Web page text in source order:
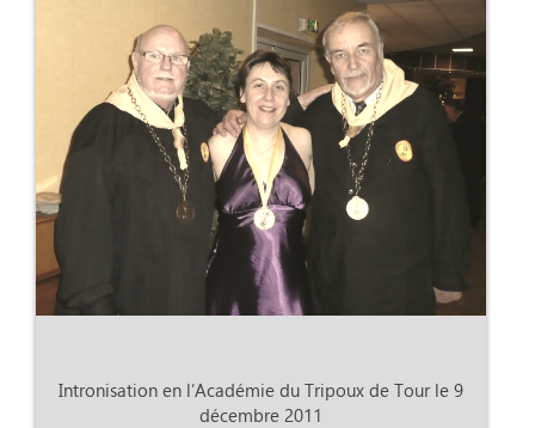
Intronisation en l’Académie du Tripoux de Tour le 9
décembre 2011